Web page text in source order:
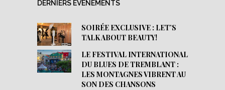
DERNIERS ÉVÉNEMENTS
SOIRÉE EXCLUSIVE : LET’S
TALK ABOUT BEAUTY!
LE FESTIVAL INTERNATIONAL
DU BLUES DE TREMBLANT :
LES MONTAGNES VIBRENT AU
SON DES CHANSONS